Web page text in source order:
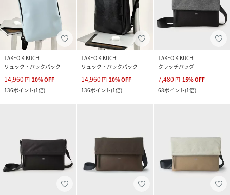
TAKEO KIKUCHI
リュック・バックパック
14,960 円 20%OFF
136ポイント(1倍)
TAKEO KIKUCHI
リュック・バックパック
14,960 円 20%OFF
136ポイント(1倍)
TAKEO KIKUCHI
クラッチバッグ
7,480 円 15%OFF
68ポイント(1倍)